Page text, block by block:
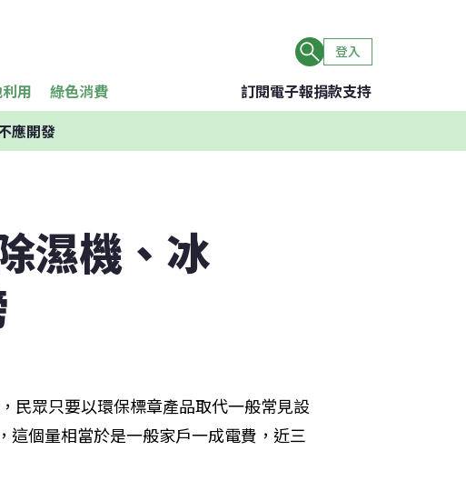
登入
用 綠色消費 訂閱電子報捐款支持
應開發
濕機、冰
民眾只要以環保標章產品取代一般常見設
這個量相當於是一般家戶一成電費，近三